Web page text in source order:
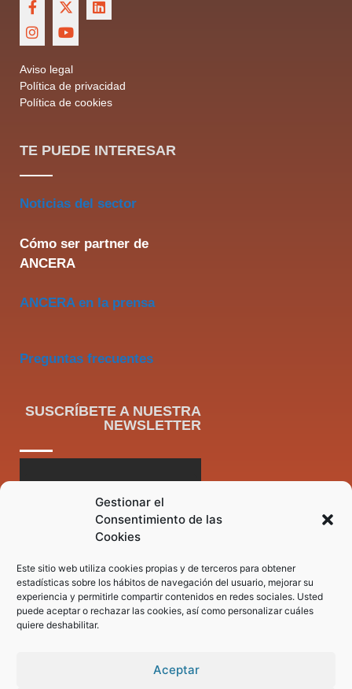
Gestionar el
Consentimiento de las
Cookies
Este sitio web utiliza cookies propias y de terceros para obtener
estadísticas sobre los hábitos de navegación del usuario, mejorar su
experiencia y permitirle compartir contenidos en redes sociales. Usted
puede aceptar o rechazar las cookies, así como personalizar cuáles
quiere deshabilitar.
Aceptar
Aviso legal
Política de privacidad
Política de cookies
TE PUEDE INTERESAR
Noticias del sector
Cómo ser partner de
ANCERA
ANCERA en la prensa
Preguntas frecuentes
SUSCRÍBETE A NUESTRA
NEWSLETTER